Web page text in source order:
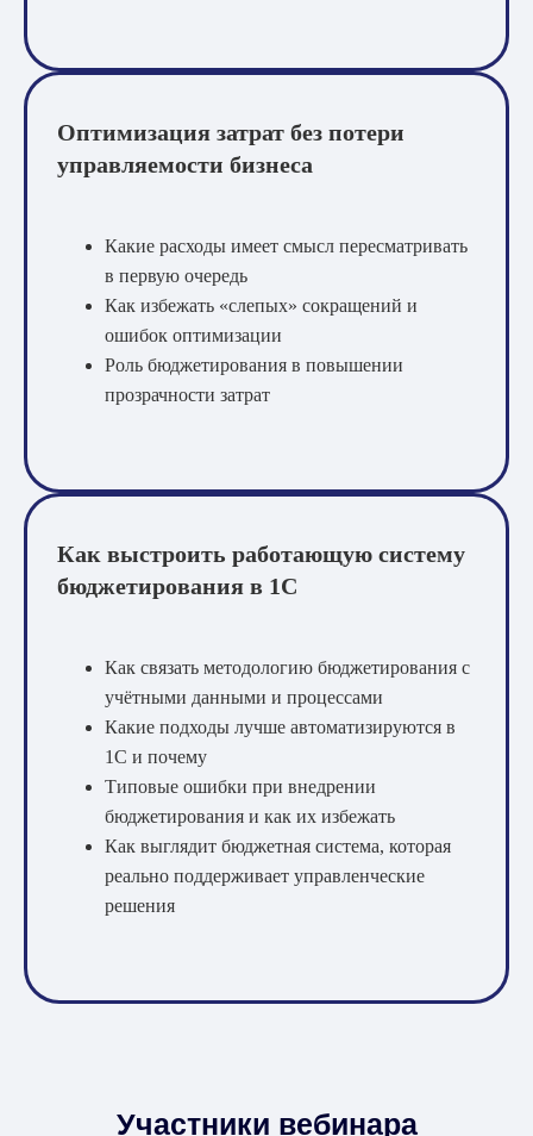
Оптимизация затрат без потери
управляемости бизнеса
Какие расходы имеет смысл пересматривать
в первую очередь
Как избежать «слепых» сокращений и
ошибок оптимизации
Роль бюджетирования в повышении
прозрачности затрат
Как выстроить работающую систему
бюджетирования в 1С
Как связать методологию бюджетирования с
учётными данными и процессами
Какие подходы лучше автоматизируются в
1С и почему
Типовые ошибки при внедрении
бюджетирования и как их избежать
Как выглядит бюджетная система, которая
реально поддерживает управленческие
решения
Участники вебинара